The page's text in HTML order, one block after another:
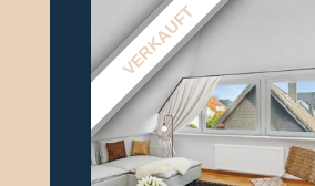
VERKAUFT